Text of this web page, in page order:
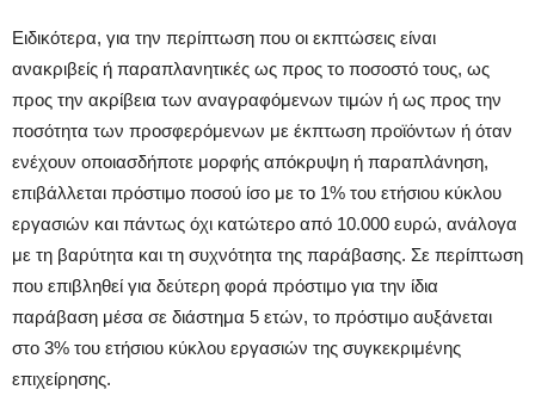
Ειδικότερα, για την περίπτωση που οι εκπτώσεις είναι
ανακριβείς ή παραπλανητικές ως προς το ποσοστό τους, ως
προς την ακρίβεια των αναγραφόμενων τιμών ή ως προς την
ποσότητα των προσφερόμενων με έκπτωση προϊόντων ή όταν
ενέχουν οποιασδήποτε μορφής απόκρυψη ή παραπλάνηση,
επιβάλλεται πρόστιμο ποσού ίσο με το 1% του ετήσιου κύκλου
εργασιών και πάντως όχι κατώτερο από 10.000 ευρώ, ανάλογα
με τη βαρύτητα και τη συχνότητα της παράβασης. Σε περίπτωση
που επιβληθεί για δεύτερη φορά πρόστιμο για την ίδια
παράβαση μέσα σε διάστημα 5 ετών, το πρόστιμο αυξάνεται
στο 3% του ετήσιου κύκλου εργασιών της συγκεκριμένης
επιχείρησης.